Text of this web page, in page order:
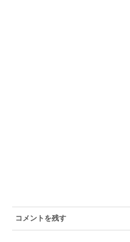
コメントを残す